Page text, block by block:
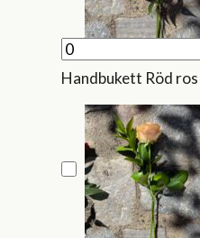
Handbukett Röd ros